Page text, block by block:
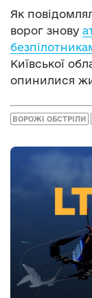
Як
ворог знову
Київської
опинилися
ВОРОЖІ ОБСТРІЛИ